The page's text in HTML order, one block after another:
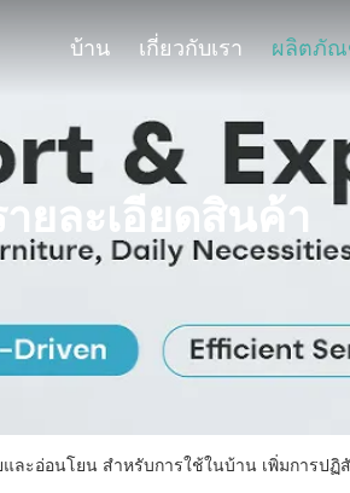
บ้าน เกี่ยวกับเรา ผลิตภั
ายละเอียดสินค้า
และอ่อนโยน สําหรับการใช้ในบ้าน เพิ่มการปฏิ